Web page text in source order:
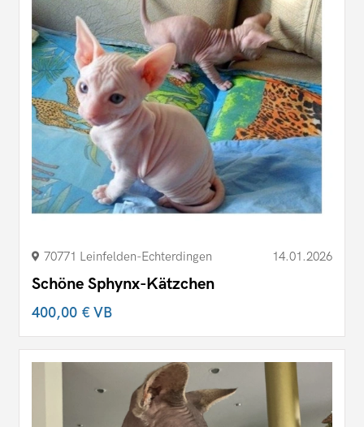
70771 Leinfelden-Echterdingen 14.01.2026
Schöne Sphynx-Kätzchen
400,00 €VB